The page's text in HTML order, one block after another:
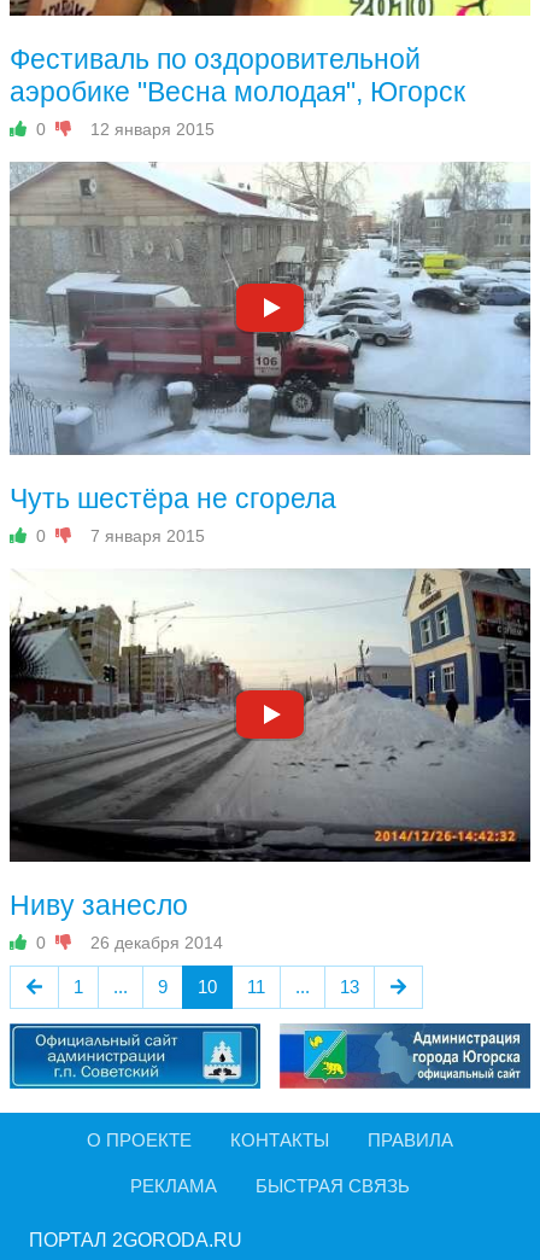
Фестиваль по оздоровительной
аэробике "Весна молодая", Югорск
0 12 января 2015
Чуть шестёра не сгорела
0 7 января 2015
Ниву занесло
0 26 декабря 2014
1 ... 9 10 11 ... 13
О ПРОЕКТЕ КОНТАКТЫ ПРАВИЛА
РЕКЛАМА БЫСТРАЯ СВЯЗЬ
ПОРТАЛ 2GORODA.RU